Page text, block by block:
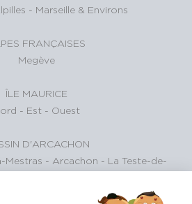
- Marseille & Environs
FRANÇAISES
Megève
ÎLE MAURICE
- Est - Ouest
D'ARCACHON
Mestras - Arcachon - La Teste-de-
Buch